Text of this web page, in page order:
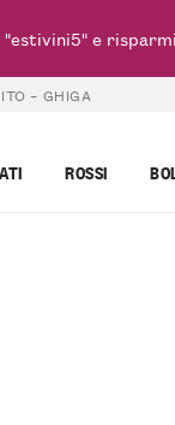
– GHIGA
ROSSI
"estivini5" e